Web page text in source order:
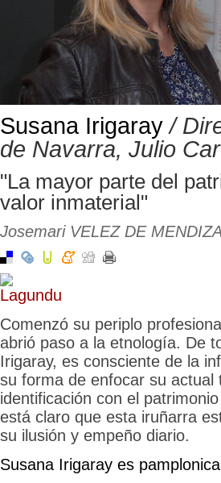
Susana Irigaray /
de Navarra, Julio
"La mayor parte del
valor inmaterial"
Josemari VELEZ DE
Comenzó su periplo
abrió paso a la etnología. De
Irigaray, es consciente de la
su forma de enfocar su
identificación con el
está claro que esta iruñarra
su ilusión y empeño diario.
Susana Irigaray es